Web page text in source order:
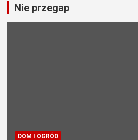
Nie przegap
DOM I OGRÓD